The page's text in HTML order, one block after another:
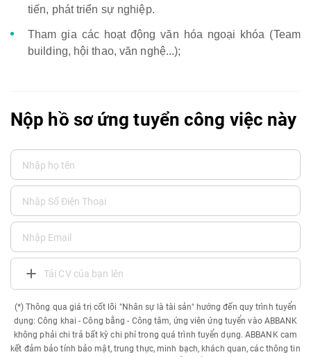
tiến, phát triển sự nghiệp.
Tham gia các hoạt động văn hóa ngoại khóa (Team
building, hội thao, văn nghệ...);
Nộp hồ sơ ứng tuyển công việc này
Tải CV của bạn lên
(*) Thông qua giá trị cốt lõi "Nhân sự là tài sản" hướng đến quy trình tuyển
dụng: Công khai - Công bằng - Công tâm, ứng viên ứng tuyển vào ABBANK
không phải chi trả bất kỳ chi phí trong quá trình tuyển dụng. ABBANK cam
kết đảm bảo tính bảo mật, trung thực, minh bạch, khách quan, các thông tin